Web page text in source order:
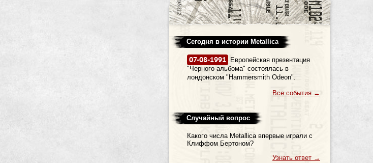
Сегодня в истории Metallica
07-08-1991
Европейская презентация
"Черного альбома" состоялась в
лондонском "Hammersmith Odeon".
Все события →
Случайный вопрос
Какого числа Metallica впервые играли с
Клиффом Бертоном?
Узнать ответ →